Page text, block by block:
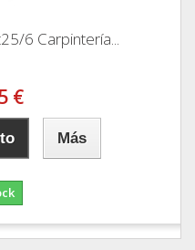
6 Carpintería...
€
Más